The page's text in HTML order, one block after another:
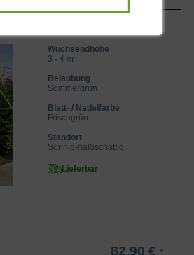
Wuchsendhöhe
3 - 4 m
Belaubung
Sommergrün
Blatt- / Nadelfarbe
Frischgrün
Standort
Sonnig-halbschattig
Lieferbar
82,90 €